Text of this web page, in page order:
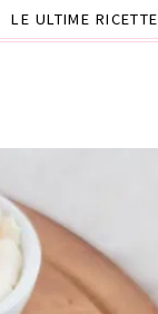
LE ULTIME RICETTE